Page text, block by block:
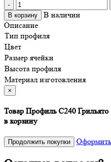
-
В корзину
В наличии
Описание
Тип профиля
Цвет
Размер ячейки
Высота профиля
Материал изготовления
×
Товар Профиль С240 Грильято
в корзину
Продолжить покупки Оформить